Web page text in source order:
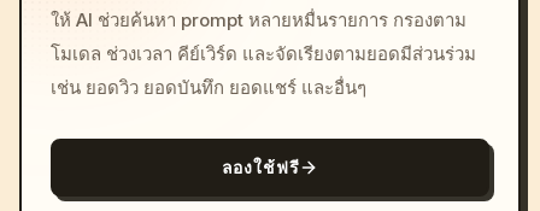
ให้ AI ช่วยค้นหา prompt หลายหมื่นรายการ กรองตาม
โมเดล ช่วงเวลา คีย์เวิร์ด และจัดเรียงตามยอดมีส่วนร่วม
เช่น ยอดวิว ยอดบันทึก ยอดแชร์ และอื่นๆ
ลองใช้ฟรี